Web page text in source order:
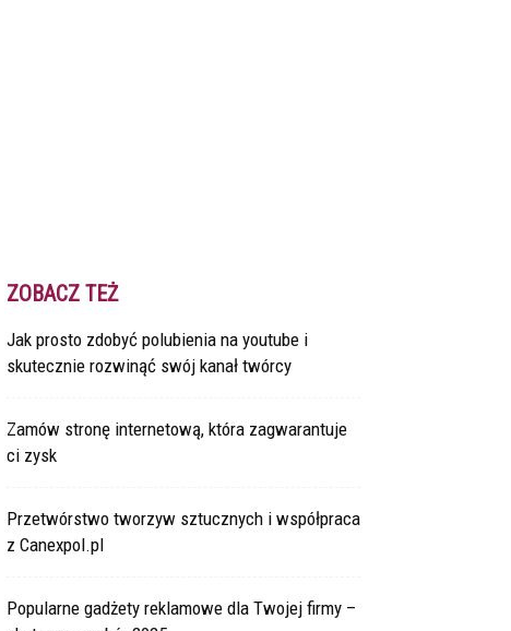
ZOBACZ TEŻ
Jak prosto zdobyć polubienia na youtube i
skutecznie rozwinąć swój kanał twórcy
Zamów stronę internetową, która zagwarantuje
ci zysk
Przetwórstwo tworzyw sztucznych i współpraca
z Canexpol.pl
Popularne gadżety reklamowe dla Twojej firmy –